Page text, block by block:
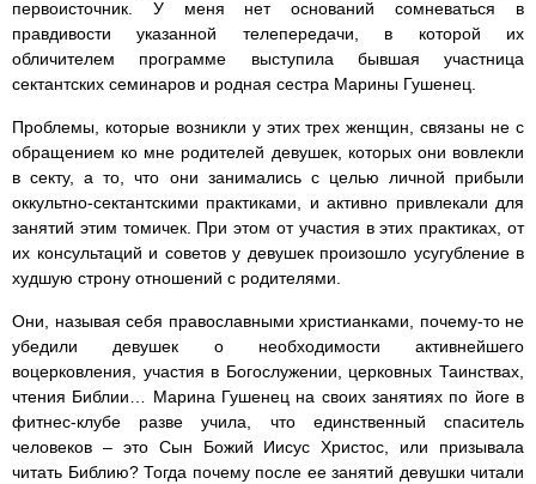
первоисточник. У меня нет оснований сомневаться в
правдивости указанной телепередачи, в которой их
обличителем программе выступила бывшая участница
сектантских семинаров и родная сестра Марины Гушенец.
Проблемы, которые возникли у этих трех женщин, связаны не с
обращением ко мне родителей девушек, которых они вовлекли
в секту, а то, что они занимались с целью личной прибыли
оккультно-сектантскими практиками, и активно привлекали для
занятий этим томичек. При этом от участия в этих практиках, от
их консультаций и советов у девушек произошло усугубление в
худшую строну отношений с родителями.
Они, называя себя православными христианками, почему-то не
убедили девушек о необходимости активнейшего
воцерковления, участия в Богослужении, церковных Таинствах,
чтения Библии… Марина Гушенец на своих занятиях по йоге в
фитнес-клубе разве учила, что единственный спаситель
человеков – это Сын Божий Иисус Христос, или призывала
читать Библию? Тогда почему после ее занятий девушки читали